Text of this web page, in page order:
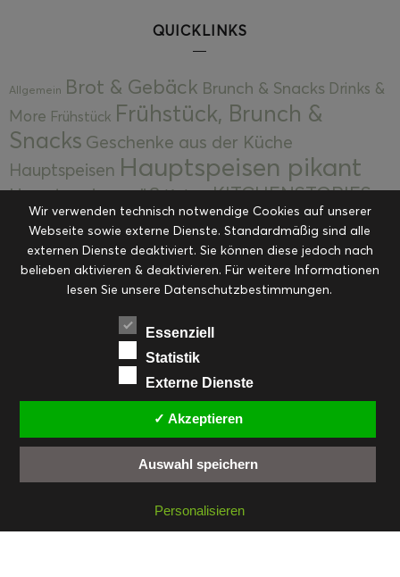
QUICKLINKS
Allgemein Brot & Gebäck Brunch & Snacks Drinks &
More Frühstück Frühstück, Brunch &
Snacks Geschenke aus der Küche
Hauptspeisen Hauptspeisen pikant
Hauptspeisen süßKekseKITCHENSTORIES
Kuchen, Torten & Desserts Kuchen und
Desserts Kulinarik Kulinarische Mitbringsel &
Eingemachtes Ohne Kategorie Ostern Resteküche
RezepteSaisonalSliderStartseite
Suppen, Salate & Vorspeisen
Vorspeisen, Salate & Suppen
Weihnachten Workshops & Events
FACEBOOK PINTEREST
EMAIL
INSTAGRAM
© cookiteasy.at by Simone Kemptner | powered byECKER Digital IT Solutions
Wir verwenden technisch notwendige Cookies auf unserer
Webseite sowie externe Dienste. Standardmäßig sind alle
externen Dienste deaktiviert. Sie können diese jedoch nach
belieben aktivieren & deaktivieren. Für weitere Informationen
lesen Sie unsere Datenschutzbestimmungen.
Essenziell
Statistik
Externe Dienste
✓ Akzeptieren
Auswahl speichern
Personalisieren